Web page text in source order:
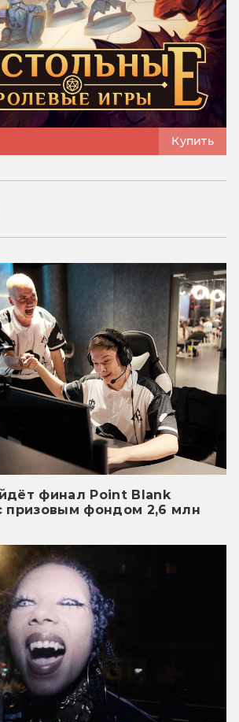
Купить
финал Point Blank
призовым фондом 2,6 млн